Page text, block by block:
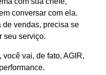
conversar com ela.
de vendas, precisa se
seu serviço.
vai, de fato, AGIR,